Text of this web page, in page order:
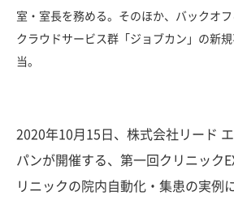
室・室長を務める。そのほか、バックオ
クラウドサービス群「ジョブカン」の新
当。
2020年10月15日、株式会社リード
パンが開催する、第一回クリニック
リニックの院内自動化・集患の実例